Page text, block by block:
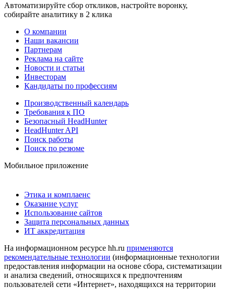
Автоматизируйте сбор откликов, настройте воронку,
собирайте аналитику в 2 клика
О компании
Наши вакансии
Партнерам
Реклама на сайте
Новости и статьи
Инвесторам
Кандидаты по профессиям
Производственный календарь
Требования к ПО
Безопасный HeadHunter
HeadHunter API
Поиск работы
Поиск по резюме
Мобильное приложение
Этика и комплаенс
Оказание услуг
Использование сайтов
Защита персональных данных
ИТ аккредитация
На информационном ресурсе hh.ru применяются
рекомендательные технологии (информационные технологии
предоставления информации на основе сбора, систематизации
и анализа сведений, относящихся к предпочтениям
пользователей сети «Интернет», находящихся на территории